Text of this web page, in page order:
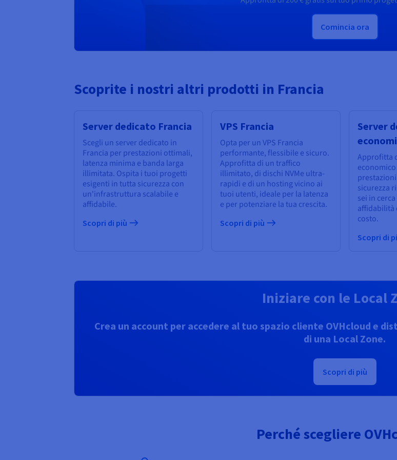
Comincia ora
Scoprite i nostri altri prodotti in Francia
Server dedicato Francia
Scegli un server dedicato in
Francia per prestazioni ottimali,
latenza minima e banda larga
illimitata. Ospita i tuoi progetti
esigenti in tutta sicurezza con
un'infrastruttura scalabile e
affidabile.
Scopri di più
VPS Francia
Opta per un VPS Francia
performante, flessibile e sicuro.
Approfitta di un traffico
illimitato, di dischi NVMe ultra-
rapidi e di un hosting vicino ai
tuoi utenti, ideale per la latenza
e per potenziare la tua crescita.
Scopri di più
Server
Approfitta
sicurezza
sei in
affidabilità
costo.
Scopri di
Iniziare con le Local
Crea un account per accedere al tuo spazio cliente OVHcloud e
di una Local Zone.
Scopri di più
Perché scegliere